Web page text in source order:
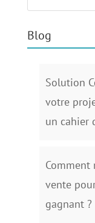
Blog
Solution
votre
un cahier
Comment
vente
gagnant ?